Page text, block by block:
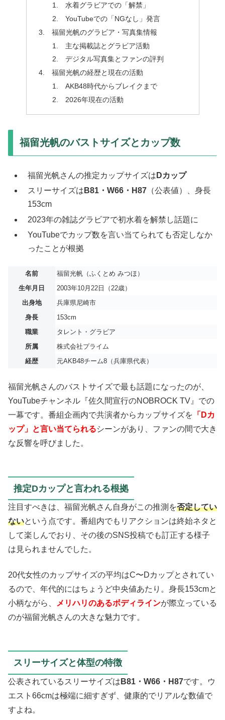
水着グラビアでの「解禁」
YouTubeでの「NGなし」発言
福留光帆のグラビア・写真集情報
主な掲載誌とグラビア活動
デジタル写真集とファンの評判
福留光帆の経歴と現在の活動
AKB48時代からブレイクまで
2026年現在の活動
福留光帆のバストサイズとカップ数
福留光帆さんの推定カップサイズは Dカップ
スリーサイズは B81・W66・H87 （公表値）、身長
153cm
2023年の雑誌グラビアで初水着を解禁し話題に
YouTubeでカップ数を言い当てられても否定しなか
ったことが根拠
名前
福留光帆（ふくとめ みつほ）
生年月日
2003年10月22日（22歳）
出身地
兵庫県尼崎市
身長
153cm
職業
タレント・グラビア
所属
株式会社プライム
経歴
元AKB48チーム8（兵庫県代表）
福留光帆さんのバストサイズで最も話題になったのが、
YouTubeチャンネル『佐久間宣行のNOBROCK TV』での
一幕です。番組企画内で共演者からカップサイズを 「Dカ
ップ」と言い当てられるシーンがあり、ファンの間で大き
な反響を呼びました。
推定Dカップと言われる根拠
注目すべきは、福留光帆さん自身がこの推測を否定してい
ないという点です。番組内でもリアクションは終始ネタと
して楽しんでおり、その後のSNS投稿でも訂正する様子
は見られませんでした。
20代女性のカップサイズの平均はC〜Dカップとされてい
るので、年代的にはちょうど中央値あたり。身長153cmと
小柄ながら、
メリハリのあるボディラインが際立っている
のが福留光帆さんの大きな魅力です。
スリーサイズと体型の特徴
公表されているスリーサイズは B81・W66・H87です。ウ
エスト66cmは極端に細すぎず、健康的でリアルな数値で
すよね。